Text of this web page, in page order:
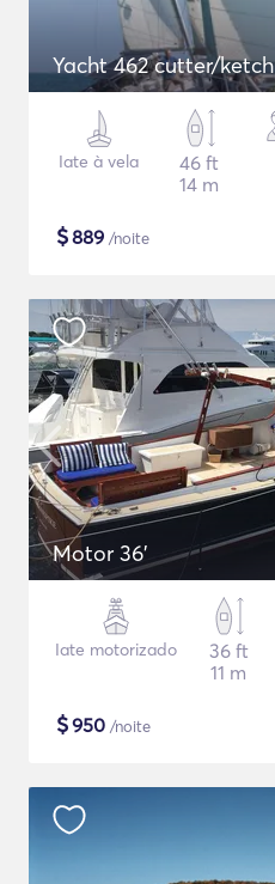
Yacht 462 cutter/ketch
Iate à vela
46 ft
14 m
$889 /noite
Motor 36'
Iate motorizado
36 ft
11 m
$950 /noite